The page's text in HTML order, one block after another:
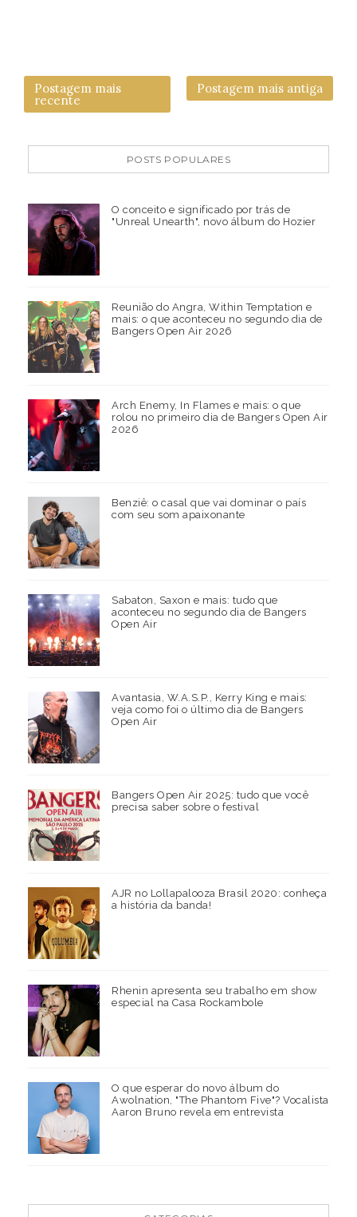
Postagem mais
recente
Postagem mais antiga
POSTS POPULARES
O conceito e significado por trás de
"Unreal Unearth", novo álbum do Hozier
Reunião do Angra, Within Temptation e
mais: o que aconteceu no segundo dia de
Bangers Open Air 2026
Arch Enemy, In Flames e mais: o que
rolou no primeiro dia de Bangers Open Air
2026
Benziê: o casal que vai dominar o país
com seu som apaixonante
Sabaton, Saxon e mais: tudo que
aconteceu no segundo dia de Bangers
Open Air
Avantasia, W.A.S.P., Kerry King e mais:
veja como foi o último dia de Bangers
Open Air
Bangers Open Air 2025: tudo que você
precisa saber sobre o festival
AJR no Lollapalooza Brasil 2020: conheça
a história da banda!
Rhenin apresenta seu trabalho em show
especial na Casa Rockambole
O que esperar do novo álbum do
Awolnation, "The Phantom Five"? Vocalista
Aaron Bruno revela em entrevista